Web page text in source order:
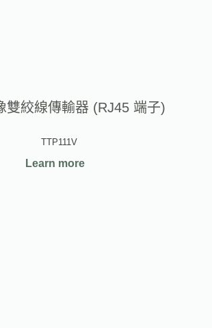
雙絞線傳輸器 (RJ45 端子)
TTP111V
Learn more